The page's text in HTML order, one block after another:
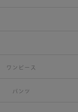
ワンピース
パンツ